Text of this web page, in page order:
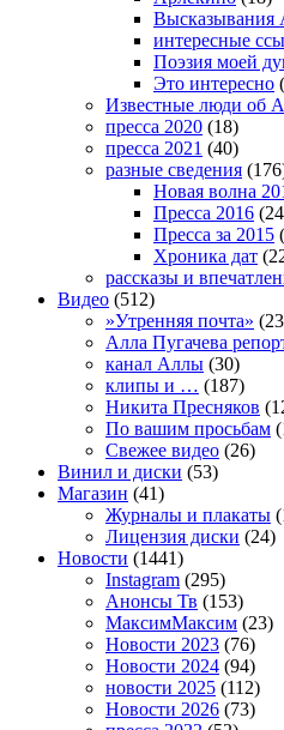
Высказывания
интересные
Поэзия моей
Это интересно
Известные люди об
пресса 2020 (18)
пресса 2021 (40)
разные сведения
Новая волна
Пресса 2016
Пресса за 2015
Хроника дат
рассказы и
Видео (512)
»Утренняя почта»
Алла Пугачева
канал Аллы (30)
клипы и … (187)
Никита Пресняков
По вашим просьбам
Свежее видео (26)
Винил и диски (53)
Магазин (41)
Журналы и плакаты
Лицензия диски (24)
Новости (1441)
Instagram (295)
Анонсы Тв (153)
МаксимМаксим (23)
Новости 2023 (76)
Новости 2024 (94)
новости 2025 (112)
Новости 2026 (73)